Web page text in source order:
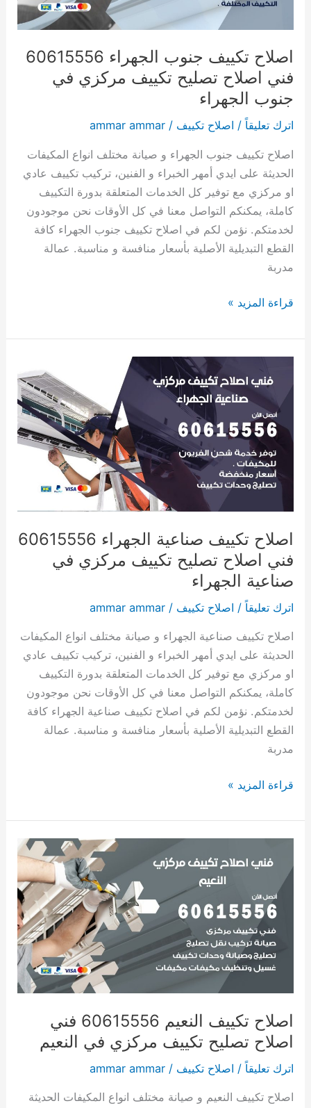
اصلاح تكييف جنوب الجهراء 60615556
فني اصلاح تصليح تكييف مركزي في
جنوب الجهراء
اترك تعليقاً / اصلاح تكييف /
ammar ammar
اصلاح تكييف جنوب الجهراء و صيانة مختلف انواع المكيفات
الحديثة على ايدي أمهر الخبراء و الفنين، تركيب تكييف عادي
او مركزي مع توفير كل الخدمات المتعلقة بدورة التكييف
كاملة، يمكنكم التواصل معنا في كل الأوقات نحن موجودون
لخدمتكم. نؤمن لكم في اصلاح تكييف جنوب الجهراء كافة
القطع التبديلية الأصلية بأسعار منافسة و مناسبة. عمالة
مدربة
تكييف
مركزي
في
جنوب
الجهراء
قراءة المزيد »
اصلاح تكييف صناعية الجهراء 60615556
فني اصلاح تصليح تكييف مركزي في
صناعية الجهراء
اترك تعليقاً / اصلاح تكييف /
ammar ammar
اصلاح تكييف صناعية الجهراء و صيانة مختلف انواع المكيفات
الحديثة على ايدي أمهر الخبراء و الفنين، تركيب تكييف عادي
او مركزي مع توفير كل الخدمات المتعلقة بدورة التكييف
كاملة، يمكنكم التواصل معنا في كل الأوقات نحن موجودون
لخدمتكم. نؤمن لكم في اصلاح تكييف صناعية الجهراء كافة
القطع التبديلية الأصلية بأسعار منافسة و مناسبة. عمالة
مدربة
تكييف
صناعية
الجهراء
60615556
فني
اصلاح
تكييف
مركزي
في
صناعية
الجهراء
قراءة المزيد »
اصلاح تكييف النعيم 60615556 فني
اصلاح تصليح تكييف مركزي في النعيم
اترك تعليقاً / اصلاح تكييف /
ammar ammar
اصلاح تكييف النعيم و صيانة مختلف انواع المكيفات الحديثة
تكييف
النعيم
60615556
فني
اصلاح
تصليح
مركزي
في
النعيم